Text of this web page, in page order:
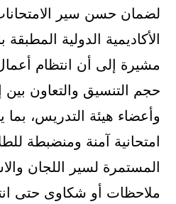
لضمان حسن سير
الأكاديمية الدولية المطبقة
مشيرة إلى أن انتظام
حجم التنسيق والتعاون بين
وأعضاء هيئة التدريس، بما
امتحانية آمنة ومنضبطة
المستمرة لسير اللجان
ملاحظات أو شكاوى حتى